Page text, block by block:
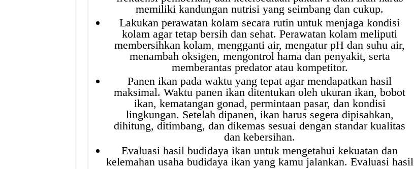
memiliki kandungan nutrisi yang seimbang dan cukup.
Lakukan perawatan kolam secara rutin untuk menjaga kondisi
kolam agar tetap bersih dan sehat. Perawatan kolam meliputi
membersihkan kolam, mengganti air, mengatur pH dan suhu air,
menambah oksigen, mengontrol hama dan penyakit, serta
memberantas predator atau kompetitor.
Panen ikan pada waktu yang tepat agar mendapatkan hasil
maksimal. Waktu panen ikan ditentukan oleh ukuran ikan, bobot
ikan, kematangan gonad, permintaan pasar, dan kondisi
lingkungan. Setelah dipanen, ikan harus segera dipisahkan,
dihitung, ditimbang, dan dikemas sesuai dengan standar kualitas
dan kebersihan.
Evaluasi hasil budidaya ikan untuk mengetahui kekuatan dan
kelemahan usaha budidaya ikan yang kamu jalankan. Evaluasi hasil